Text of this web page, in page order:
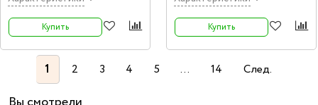
Revive.
Купить
Revive.
Купить
1 2 3 4 5 ... 14 След.